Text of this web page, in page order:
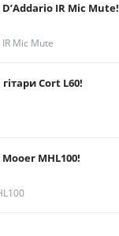
IR Mic Mute!
Mic Mute
Cort L60!
MHL100!